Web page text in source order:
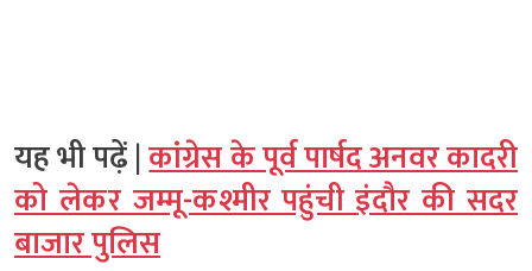
यह भी पढ़ें |कांग्रेस के पूर्व पार्षद अनवर कादरी
को लेकर जम्मू-कश्मीर पहुंची इंदौर की सदर
बाजार पुलिस